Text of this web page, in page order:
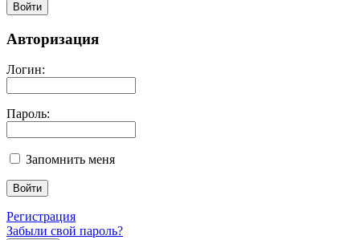
Войти
Авторизация
Логин:
Пароль:
Запомнить меня
Регистрация
Забыли свой пароль?